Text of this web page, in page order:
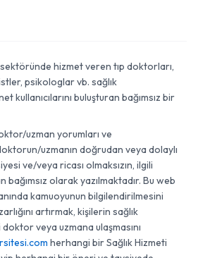
hizmet veren tıp doktorları,
psikologlar vb. sağlık
buluşturan bağımsız bir
uzman yorumları ve
uzmanın doğrudan veya dolaylı
ve/veya ricası olmaksızın, ilgili
olarak yazılmaktadır. Bu web
kamuoyunun bilgilendirilmesini
artırmak, kişilerin sağlık
veya uzmana ulaşmasını
herhangi bir Sağlık Hizmeti